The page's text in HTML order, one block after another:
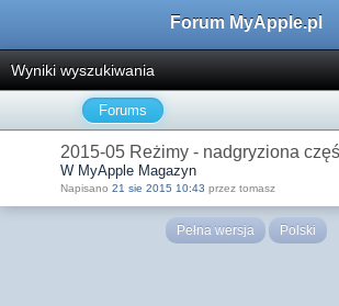
Forum MyApple.pl
Wyniki wyszukiwania
Forums
2015-05 Reżimy - nadgryziona
W MyApple Magazyn
Napisano 21 sie 2015 10:43 przez tomasz
Pełna wersja Polski